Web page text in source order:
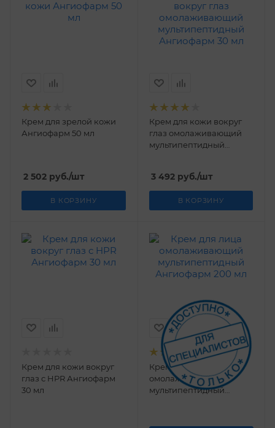
Крем для зрелой кожи
Ангиофарм 50 мл
2 502 руб./шт
В КОРЗИНУ
Крем для кожи вокруг
глаз омолаживающий
мультипептидный
3 492руб./шт
В КОРЗИНУ
Крем для кожи вокруг
глаз с HPR Ангиофарм
30 мл
Крем для лица
омолаживающий
мультипептидный